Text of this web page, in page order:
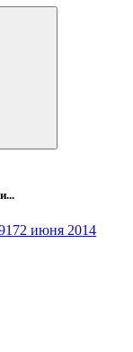
2 июня 2014